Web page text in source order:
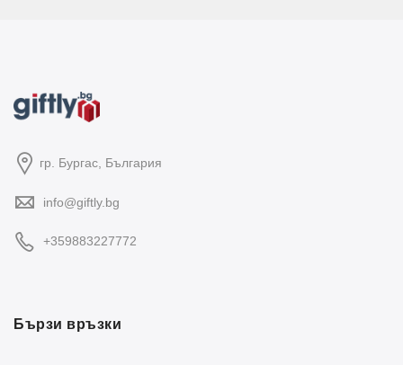
гр. Бургас, България
info@giftly.bg
+359883227772
Бързи връзки